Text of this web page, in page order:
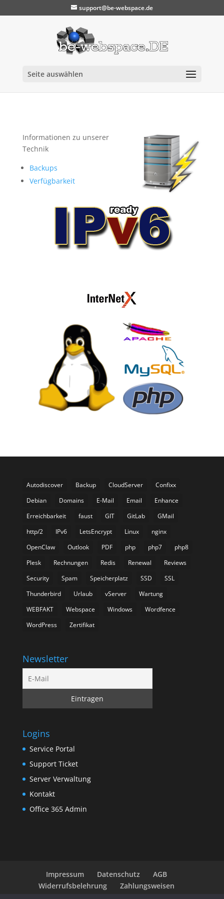
support@be-webspace.de
Seite auswählen
Informationen zu unserer
Technik
Backups
Verfügbarkeit
Autodiscover Backup CloudServer
Confixx
Debian
Domains E-Mail Email
Enhance
Erreichbarkeit
faust GIT GitLab
GMail
http/2
IPv6 LetsEncrypt Linux
nginx
OpenClaw
Outlook PDF php php7
php8
Plesk
Rechnungen Redis Renewal
Reviews
Security
Spam Speicherplatz SSD
SSL
Thunderbird
Urlaub vServer
Wartung
WEBFAKT
Webspace Windows
Wordfence
WordPress
Zertifikat
Newsletter
Logins
Service Portal
Support Ticket
Server Verwaltung
Kontakt
Office 365 Admin
Impressum Datenschutz
AGB
Widerrufsbelehrung
Zahlungsweisen